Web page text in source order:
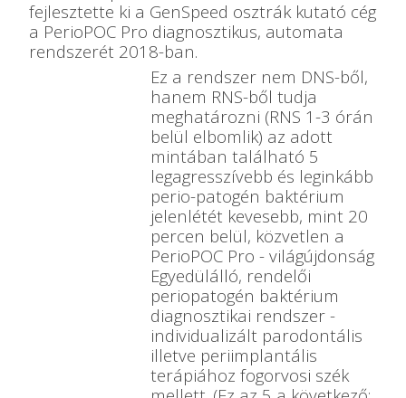
fejlesztette ki a GenSpeed osztrák kutató cég
a PerioPOC Pro diagnosztikus, automata
rendszerét 2018-ban.
Ez a rendszer nem DNS-ből,
hanem RNS-ből tudja
meghatározni (RNS 1-3 órán
belül elbomlik) az adott
mintában található 5
legagresszívebb és leginkább
perio-patogén baktérium
jelenlétét kevesebb, mint 20
percen belül, közvetlen a
PerioPOC Pro - világújdonság
Egyedülálló, rendelői
periopatogén baktérium
diagnosztikai rendszer -
individualizált parodontális
illetve periimplantális
terápiához fogorvosi szék